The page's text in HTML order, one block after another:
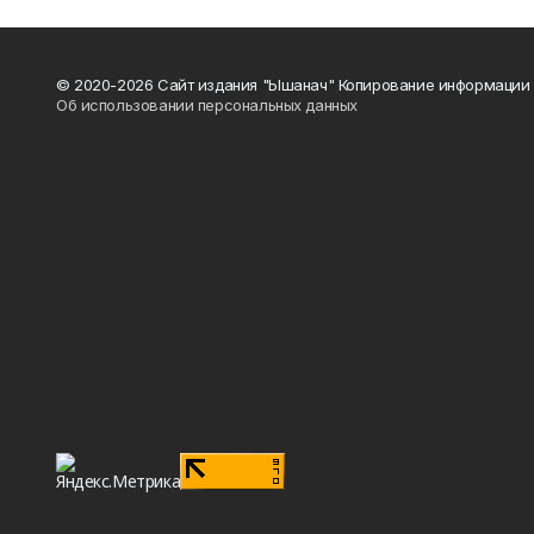
© 2020-2026 Сайт издания "Ышанач" Копирование информации
Об использовании персональных данных